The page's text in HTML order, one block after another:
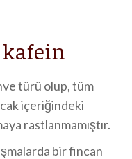
türü olup, tüm
içeriğindeki
rastlanmamıştır.
bir fincan